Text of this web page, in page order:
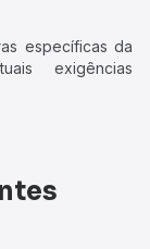
específicas da
exigências